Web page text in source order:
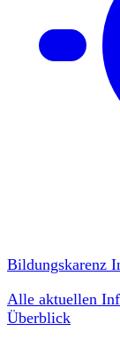
Bildungskarenz
Alle aktuellen
Überblick